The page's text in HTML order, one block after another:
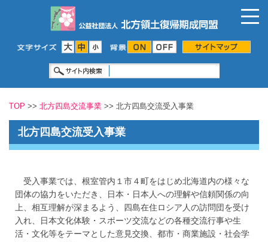
TOP >> 北方四島交流事業 >> 北方四島交流受入事業
北方四島交流受入事業
受入事業では、根室管内１市４町をはじめ北海道内の様々な
団体の協力をいただき、日本・日本人への理解や信頼関係の向
上、相互理解が深まるよう、四島在住ロシア人の訪問団を受け
入れ、日本文化体験・スポーツ交流などの各種交流行事や生
活・文化等をテーマとした意見交換、都市・商業施設・社会学